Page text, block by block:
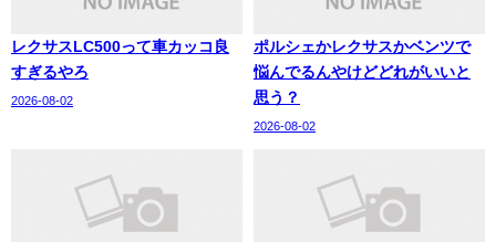
レクサスLC500って車カッコ良
すぎるやろ
2026-08-02
ポルシェかレクサスかベンツで
悩んでるんやけどどれがいいと
思う？
2026-08-02